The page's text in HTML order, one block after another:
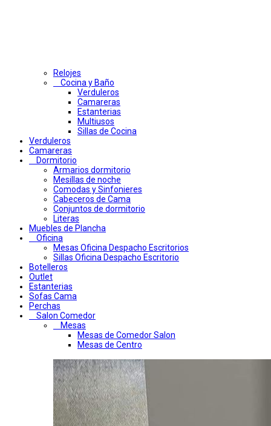
Relojes
Cocina y Baño
Verduleros
Camareras
Estanterias
Multiusos
Sillas de Cocina
Verduleros
Camareras
Dormitorio
Armarios dormitorio
Mesillas de noche
Comodas y Sinfonieres
Cabeceros de Cama
Conjuntos de dormitorio
Literas
Muebles de Plancha
Oficina
Mesas Oficina Despacho Escritorios
Sillas Oficina Despacho Escritorio
Botelleros
Outlet
Estanterias
Sofas Cama
Perchas
Salon Comedor
Mesas
Mesas de Comedor Salon
Mesas de Centro